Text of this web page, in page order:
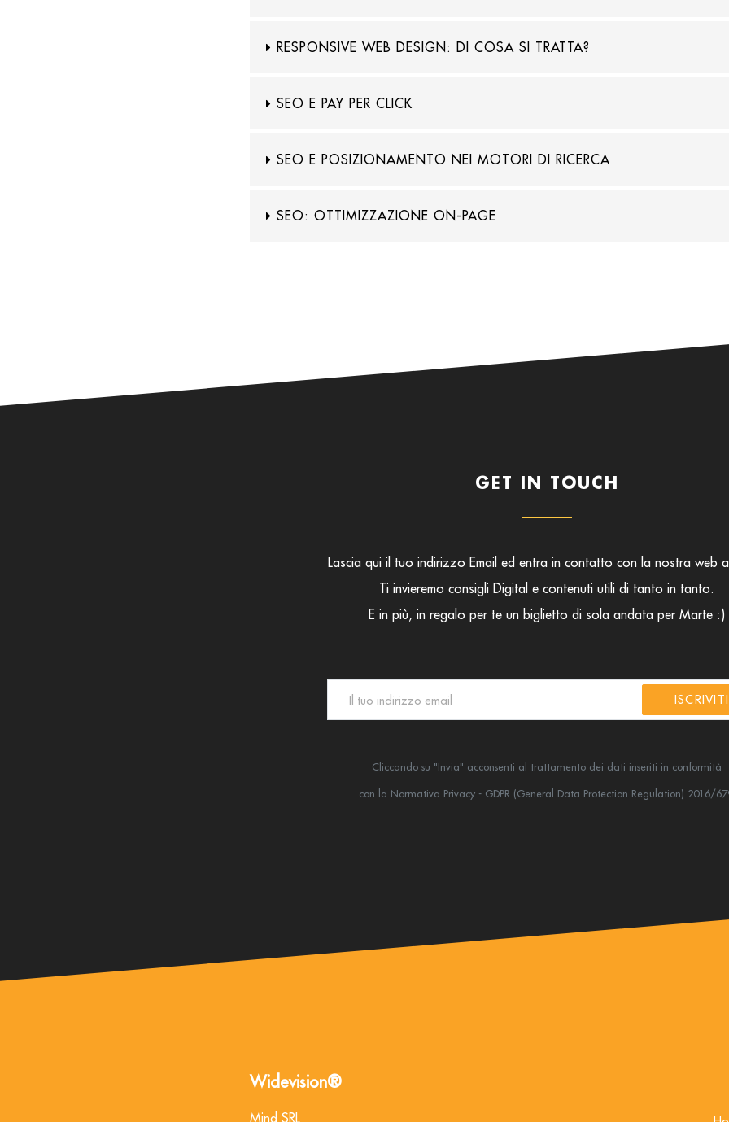
RESPONSIVE WEB DESIGN: DI COSA SI TRATTA?
SEO E PAY PER CLICK
SEO E POSIZIONAMENTO NEI MOTORI DI RICERCA
SEO: OTTIMIZZAZIONE ON-PAGE
GET IN TOUCH
Lascia qui il tuo indirizzo Email ed entra in contatto con la nostra web
Ti invieremo consigli Digital e contenuti utili di tanto in tanto.
E in più, in regalo per te un biglietto di sola andata per Marte :)
ISCRIVITI
Cliccando su "Invia" acconsenti al trattamento dei dati inseriti in conformità
con la Normativa Privacy - GDPR (General Data Protection Regulation) 2016/
Widevision®
Mind SRL